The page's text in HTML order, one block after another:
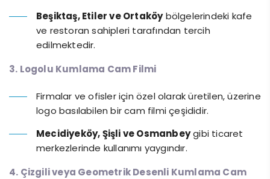
Beşiktaş, Etiler ve Ortaköybölgelerindeki kafe
ve restoran sahipleri tarafından tercih
edilmektedir.
3. Logolu Kumlama Cam Filmi
Firmalar ve ofisler için özel olarak üretilen, üzerine
logo basılabilen bir cam filmi çeşididir.
Mecidiyeköy, Şişli ve Osmanbeygibi ticaret
merkezlerinde kullanımı yaygındır.
4. Çizgili veya Geometrik Desenli Kumlama Cam